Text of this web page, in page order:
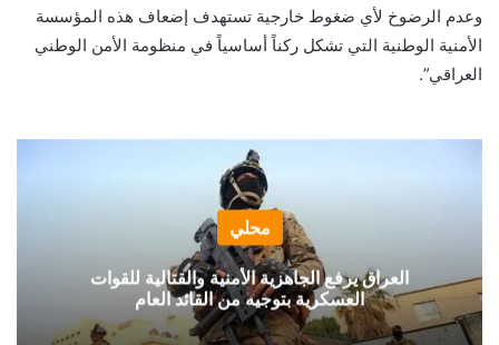
وعدم الرضوخ لأي ضغوط خارجية تستهدف إضعاف هذه المؤسسة
الأمنية الوطنية التي تشكل ركناً أساسياً في منظومة الأمن الوطني
العراقي”.
محلي
العراق يرفع الجاهزية الأمنية والقتالية للقوات
العسكرية بتوجيه من القائد العام